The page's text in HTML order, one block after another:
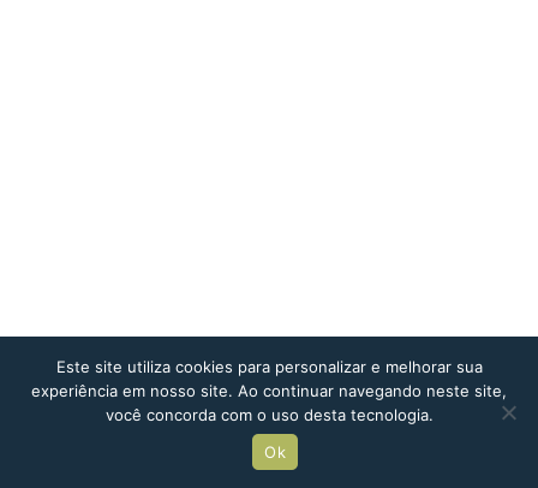
Este site utiliza cookies para personalizar e melhorar sua
experiência em nosso site. Ao continuar navegando neste site,
você concorda com o uso desta tecnologia.
Ok